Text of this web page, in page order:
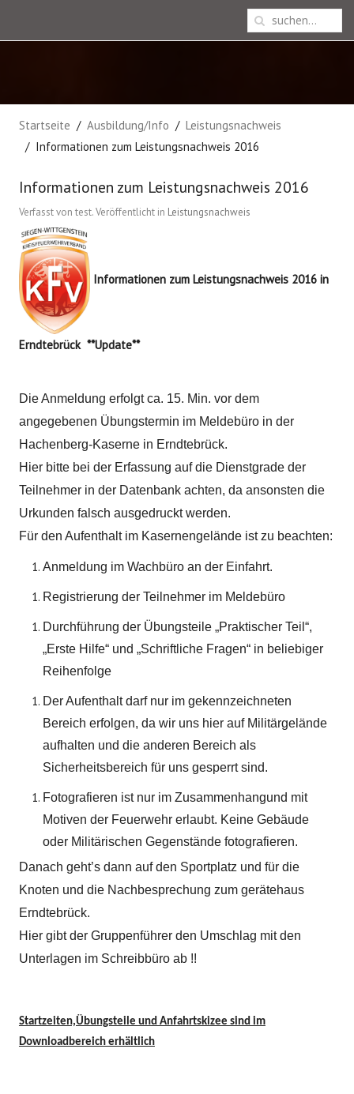
Startseite Ausbildung/Info
Leistungsnachweis
Informationen zum Leistungsnachweis 2016
Informationen zum Leistungsnachweis 2016
Verfasst von test. Veröffentlicht in Leistungsnachweis
Informationen zum Leistungsnachweis 2016 in
Erndtebrück **Update**
Die Anmeldung erfolgt ca. 15. Min. vor dem
angegebenen Übungstermin im Meldebüro in der
Hachenberg-Kaserne in Erndtebrück.
Hier bitte bei der Erfassung auf die Dienstgrade der
Teilnehmer in der Datenbank achten, da ansonsten die
Urkunden falsch ausgedruckt werden.
Für den Aufenthalt im Kasernengelände ist zu beachten:
Anmeldung im Wachbüro an der Einfahrt.
Registrierung der Teilnehmer im Meldebüro
Durchführung der Übungsteile „Praktischer Teil“,
„Erste Hilfe“ und „Schriftliche Fragen“ in beliebiger
Reihenfolge
Der Aufenthalt darf nur im gekennzeichneten
Bereich erfolgen, da wir uns hier auf Militärgelände
aufhalten und die anderen Bereich als
Sicherheitsbereich für uns gesperrt sind.
Fotografieren ist nur im Zusammenhangund mit
Motiven der Feuerwehr erlaubt. Keine Gebäude
oder Militärischen Gegenstände fotografieren.
Danach geht’s dann auf den Sportplatz und für die
Knoten und die Nachbesprechung zum gerätehaus
Erndtebrück.
Hier gibt der Gruppenführer den Umschlag mit den
Unterlagen im Schreibbüro ab !!
Startzeiten,Übungsteile und Anfahrtskizee sind im
Downloadbereich erhältlich